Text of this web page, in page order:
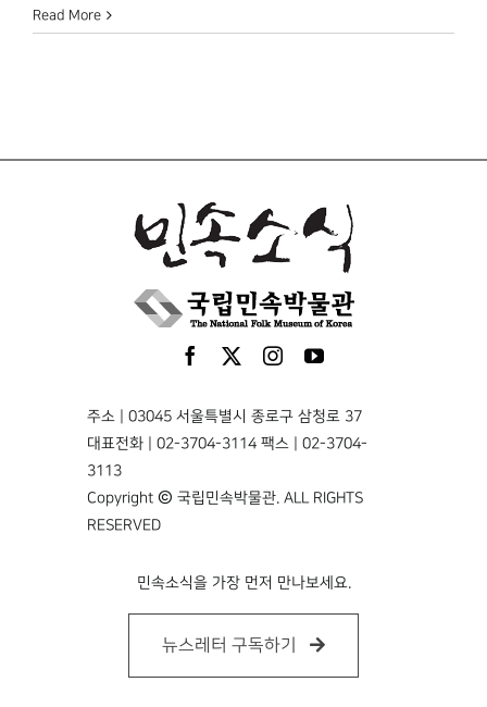
Read More
주소 | 03045 서울특별시 종로구 삼청로 37
대표전화 | 02-3704-3114 팩스 | 02-3704-
3113
Copyright © 국립민속박물관. ALL RIGHTS
RESERVED
민속소식을 가장 먼저 만나보세요.
뉴스레터 구독하기